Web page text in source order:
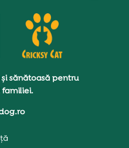
sănătoasă pentru